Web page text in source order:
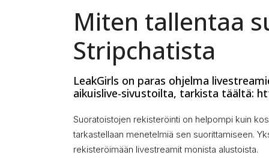
Miten tallentaa
Stripchatista
LeakGirls on paras ohjelma
aikuislive-sivustoilta, tarkista täältä:
Suoratoistojen rekisteröinti on helpompi kuin
tarkastellaan menetelmiä sen suorittamiseen.
rekisteröimään livestreamit monista alustoista.